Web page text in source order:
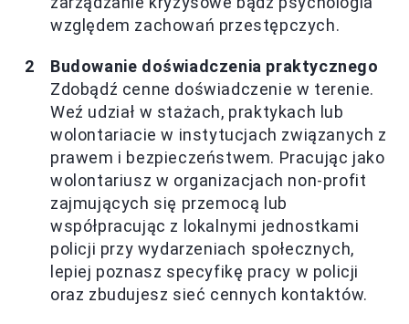
względem zachowań przestępczych.
Budowanie doświadczenia praktycznego
Zdobądź cenne doświadczenie w terenie.
Weź udział w stażach, praktykach lub
wolontariacie w instytucjach związanych z
prawem i bezpieczeństwem. Pracując jako
wolontariusz w organizacjach non-profit
zajmujących się przemocą lub
współpracując z lokalnymi jednostkami
policji przy wydarzeniach społecznych,
lepiej poznasz specyfikę pracy w policji
oraz zbudujesz sieć cennych kontaktów.